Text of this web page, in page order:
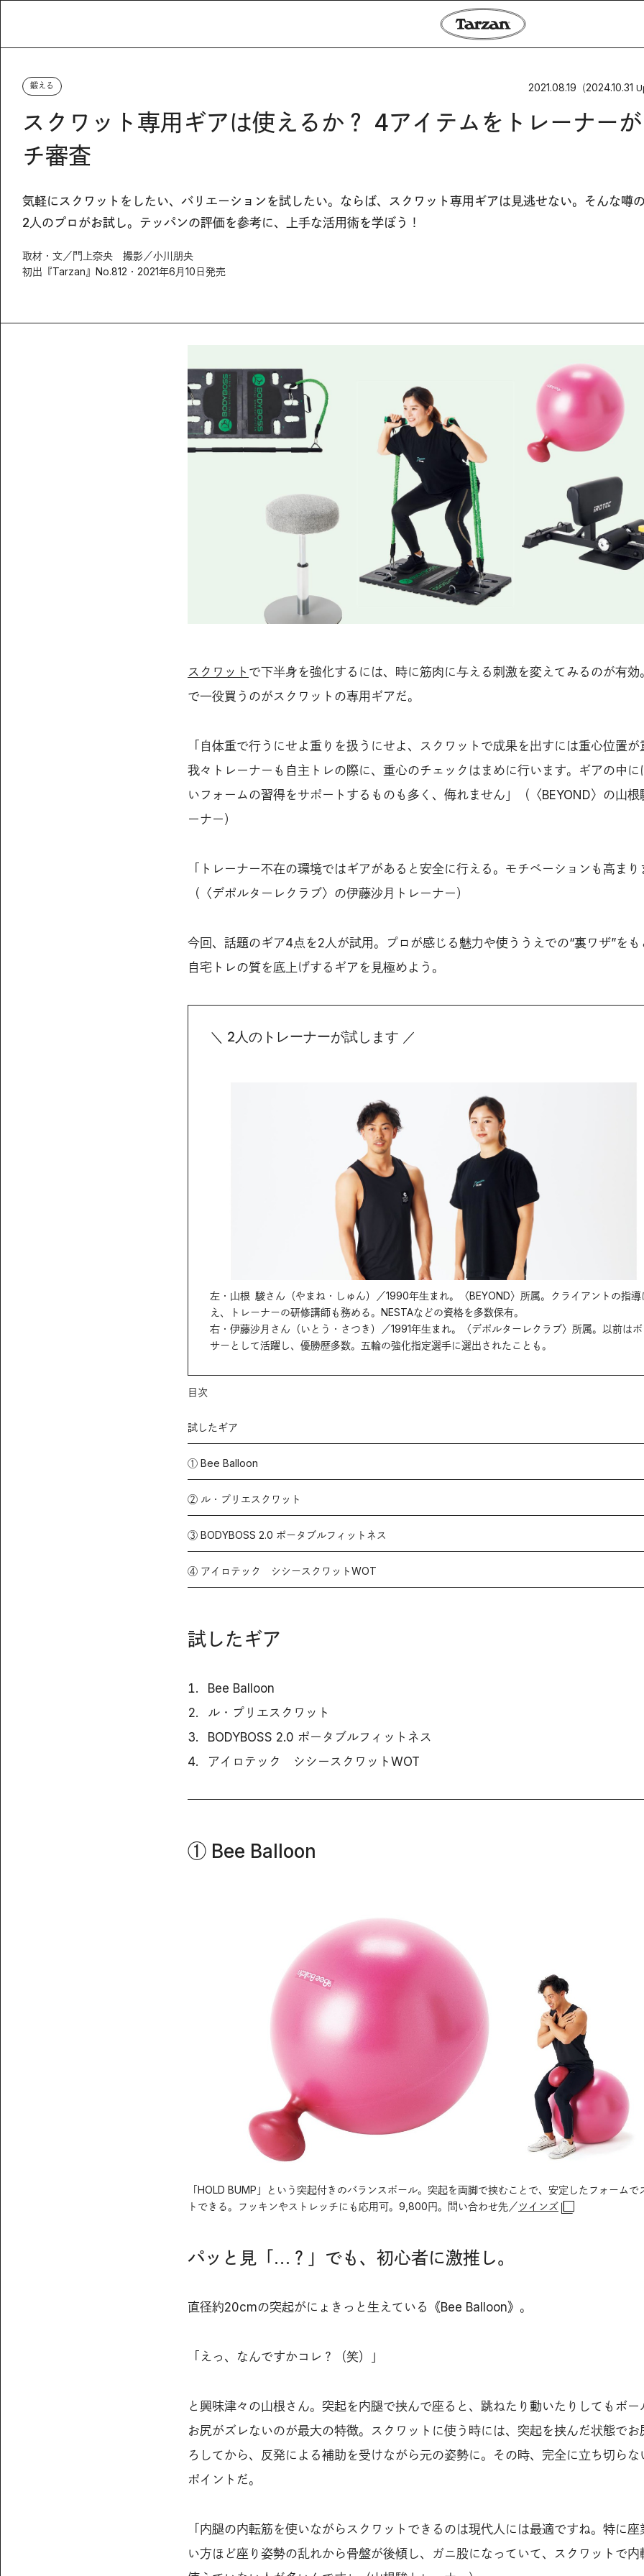
鍛える 2021.08.19 （2024.10.31
スクワット専用ギアは使えるか？ 4アイテムをトレーナー
チ審査
気軽にスクワットをしたい、バリエーションを試したい。ならば、スクワット専用ギアは見逃せない。そんな噂
2人のプロがお試し。テッパンの評価を参考に、上手な活用術を学ぼう！
取材・文／門上奈央 撮影／小川朋央
初出『Tarzan』No.812・2021年6月10日発売
スクワット で下半身を強化するには、時に筋肉に与える刺激を変えてみるのが有効
で一役買うのがスクワットの専用ギアだ。
「自体重で行うにせよ重りを扱うにせよ、スクワットで成果を出すには重心位置が
我々トレーナーも自主トレの際に、重心のチェックはまめに行います。ギアの中に
いフォームの習得をサポートするものも多く、侮れません」（〈BEYOND〉の山根
ーナー）
「トレーナー不在の環境ではギアがあると安全に行える。モチベーションも高まり
（〈デポルターレクラブ〉の伊藤沙月トレーナー）
今回、話題のギア4点を2人が試用。プロが感じる魅力や使ううえでの“裏ワザ”をも
自宅トレの質を底上げするギアを見極めよう。
＼ 2人のトレーナーが試します ／
左・山根 駿さん（やまね・しゅん）／1990年生まれ。〈BEYOND〉所属。クライアントの指導
え、トレーナーの研修講師も務める。NESTAなどの資格を多数保有。
右・伊藤沙月さん（いとう・さつき）／1991年生まれ。〈デポルターレクラブ〉所属。以前は
サーとして活躍し、優勝歴多数。五輪の強化指定選手に選出されたことも。
目次
試したギア
① Bee Balloon
② ル・プリエスクワット
③ BODYBOSS 2.0 ポータブルフィットネス
④ アイロテック シシースクワットWOT
試したギア
Bee Balloon
ル・プリエスクワット
BODYBOSS 2.0 ポータブルフィットネス
アイロテック シシースクワットWOT
① Bee Balloon
「HOLD BUMP」という突起付きのバランスボール。突起を両脚で挟むことで、安定したフォームで
トできる。フッキンやストレッチにも応用可。9,800円。問い合わせ先／ツインズ
パッと見「…？」でも、初心者に激推し。
直径約20cmの突起がにょきっと生えている《Bee Balloon》。
「えっ、なんですかコレ？（笑）」
と興味津々の山根さん。突起を内腿で挟んで座ると、跳ねたり動いたりしてもボー
お尻がズレないのが最大の特徴。スクワットに使う時には、突起を挟んだ状態でお
ろしてから、反発による補助を受けながら元の姿勢に。その時、完全に立ち切らな
ポイントだ。
「内腿の内転筋を使いながらスクワットできるのは現代人には最適ですね。特に座
い方ほど座り姿勢の乱れから骨盤が後傾し、ガニ股になっていて、スクワットで内